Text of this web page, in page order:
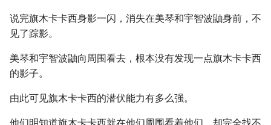
说完旗木卡卡西身影一闪，消失在美琴和宇智波鼬身前，不
见了踪影。
美琴和宇智波鼬向周围看去，根本没有发现一点旗木卡卡西
的影子。
由此可见旗木卡卡西的潜伏能力有多么强。